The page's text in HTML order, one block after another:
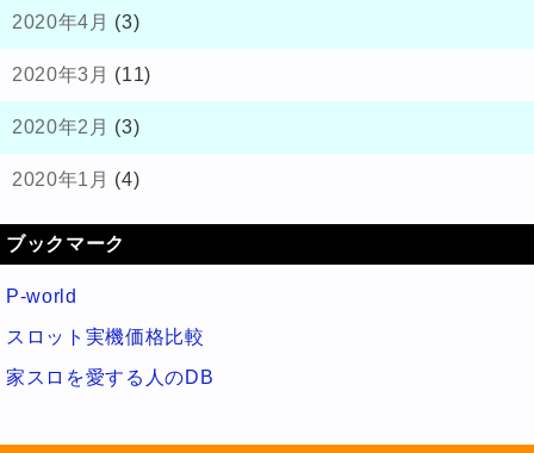
2020年4月 (3)
2020年3月 (11)
2020年2月 (3)
2020年1月 (4)
ブックマーク
P-world
スロット実機価格比較
家スロを愛する人のDB